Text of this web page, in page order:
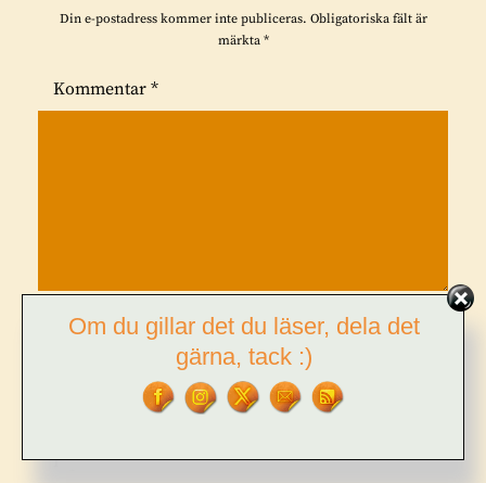
Din e-postadress kommer inte publiceras. Obligatoriska fält är
märkta *
Kommentar *
E-postadress*
Om du gillar det du läser, dela det
gärna, tack :)